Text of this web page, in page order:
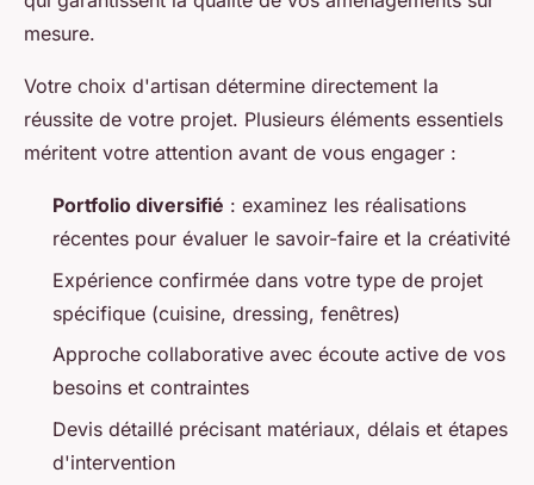
mesure.
Votre choix d'artisan détermine directement la
réussite de votre projet. Plusieurs éléments essentiels
méritent votre attention avant de vous engager :
Portfolio diversifié : examinez les réalisations
récentes pour évaluer le savoir-faire et la créativité
Expérience confirmée dans votre type de projet
spécifique (cuisine, dressing, fenêtres)
Approche collaborative avec écoute active de vos
besoins et contraintes
Devis détaillé précisant matériaux, délais et étapes
d'intervention